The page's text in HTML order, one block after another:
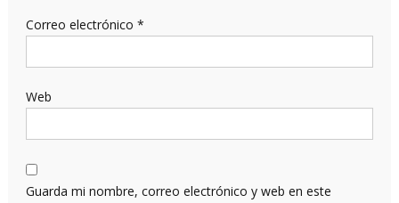
Correo electrónico *
Web
Guarda mi nombre, correo electrónico y web en este